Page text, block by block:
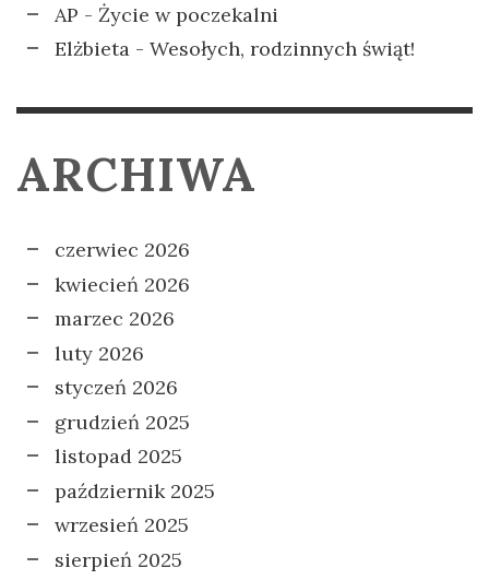
AP - Życie w poczekalni
Elżbieta - Wesołych, rodzinnych świąt!
ARCHIWA
czerwiec 2026
kwiecień 2026
marzec 2026
luty 2026
styczeń 2026
grudzień 2025
listopad 2025
październik 2025
wrzesień 2025
sierpień 2025